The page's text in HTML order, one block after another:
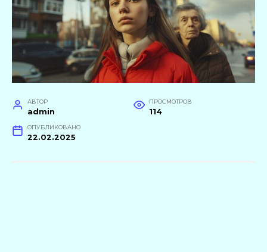
АВТОР
admin
ПРОСМОТРОВ
114
ОПУБЛИКОВАНО
22.02.2025